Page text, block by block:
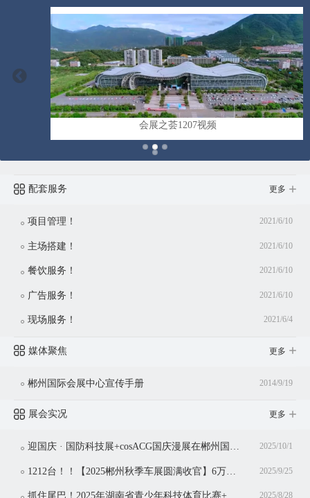
会展之荟1207视频
配套服务 更多
项目管理！ 2021/6/10
主场搭建！ 2021/6/10
餐饮服务！ 2021/6/10
广告服务！ 2021/6/10
现场服务！ 2021/6/4
媒体聚焦 更多
郴州国际会展中心宣传手册 2014/9/19
展会实况 更多
迎国庆 · 国防科技展+cosACG国庆漫展在郴州国际会展中心同期举行！ 2025/10/1
2025/9/25
2025/8/28